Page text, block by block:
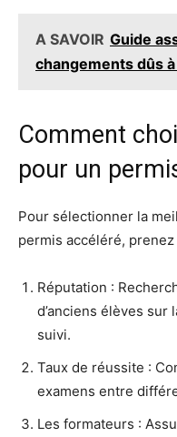
A SAVOIR Guide
changements dûs
Comment
pour un
Pour sélectionner la
permis accéléré,
Réputation :
d’anciens élèves sur
suivi.
Taux de réussite :
examens entre
Les formateurs :